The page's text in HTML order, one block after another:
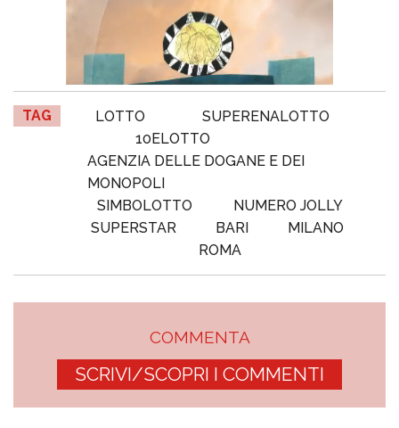
TAG LOTTO
SUPERENALOTTO
10ELOTTO
AGENZIA DELLE DOGANE E DEI
MONOPOLI
SIMBOLOTTO
NUMERO JOLLY
SUPERSTAR
BARI
MILANO
ROMA
COMMENTA
SCRIVI/SCOPRI I COMMENTI